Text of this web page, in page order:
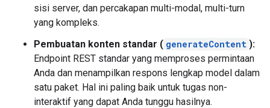
sisi server, dan percakapan multi-modal, multi-turn
yang kompleks.
Pembuatan konten standar ( generateContent ):
Endpoint REST standar yang memproses permintaan
Anda dan menampilkan respons lengkap model dalam
satu paket. Hal ini paling baik untuk tugas non-
interaktif yang dapat Anda tunggu hasilnya.